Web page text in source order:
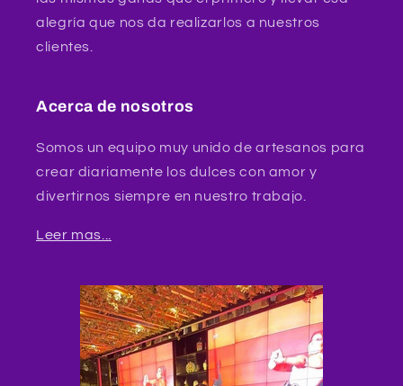
alegría que nos da realizarlos a nuestros
clientes.
Acerca de nosotros
Somos un equipo muy unido de artesanos para
crear diariamente los dulces con amor y
divertirnos siempre en nuestro trabajo.
Leer mas...